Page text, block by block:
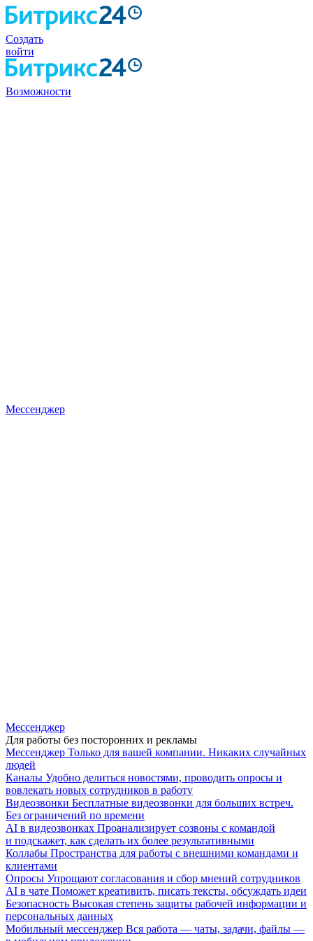
Создать
войти
Возможности
Мессенджер
Мессенджер
Для работы без посторонних и рекламы
Мессенджер Только для вашей компании. Никаких случайных
людей
Каналы Удобно делиться новостями, проводить опросы и
вовлекать новых сотрудников в работу
Видеозвонки Бесплатные видеозвонки для больших встреч.
Без ограничений по времени
AI в видеозвонках Проанализирует созвоны с командой
и подскажет, как сделать их более результативными
Коллабы Пространства для работы с внешними командами и
клиентами
Опросы Упрощают согласования и сбор мнений сотрудников
AI в чате Поможет креативить, писать тексты, обсуждать идеи
Безопасность Высокая степень защиты рабочей информации и
персональных данных
Мобильный мессенджер Вся работа — чаты, задачи, файлы —